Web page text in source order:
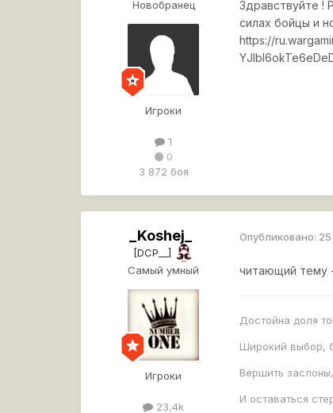
Новобранец
Игроки
1
0
3 872 боя
Здравствуйте !
силах бойцы и
https://
_Koshej_
[DCP__]
Самый умный
Игроки
23,4k
Опубликовано:
читающий тему
Достойна доля
Широкий выбор,
Вершить
И оставаться